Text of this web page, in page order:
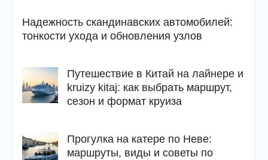
Надежность скандинавских автомобилей:
тонкости ухода и обновления узлов
Путешествие в Китай на лайнере и
kruizy kitaj: как выбрать маршрут,
сезон и формат круиза
Прогулка на катере по Неве:
маршруты, виды и советы по